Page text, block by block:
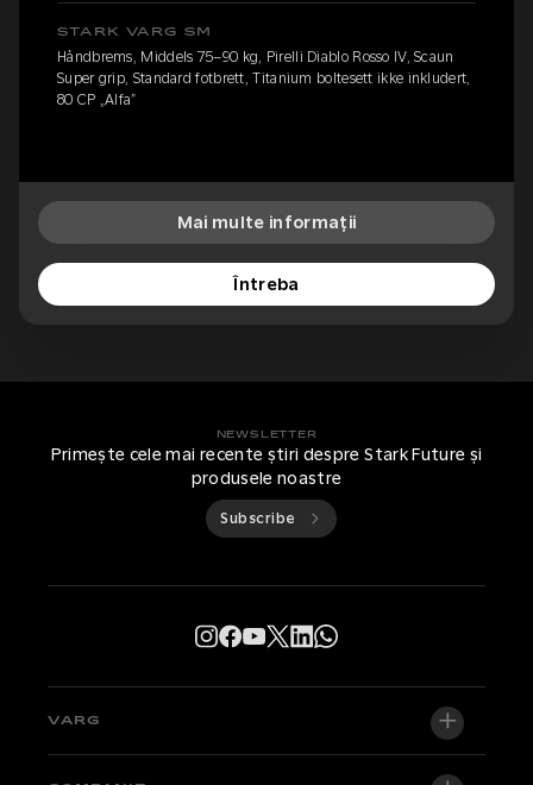
STARK VARG SM
Håndbrems, Middels 75–90 kg, Pirelli Diablo Rosso IV, Scaun
Super grip, Standard fotbrett, Titanium boltesett ikke inkludert,
80 CP „Alfa”
Mai multe informații
Întreba
NEWSLETTER
Primește cele mai recente știri despre Stark Future și
produsele noastre
Subscribe
VARG